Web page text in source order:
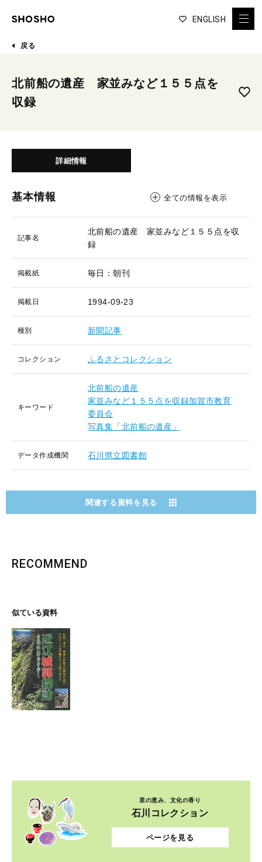
ENGLISH
戻る
北前船の遺産 家並みなど１５５点を
収録
詳細情報
基本情報 全ての情報を表示
記事名
北前船の遺産 家並みなど１５５点を収
録
掲載紙 毎日：朝刊
掲載日 1994-09-23
種別 新聞記事
コレクション ふるさとコレクション
キーワード
北前船の遺産
家並みなど１５５点を収録加賀市教育
委員会
写真集「北前船の遺産」
データ作成機関 石川県立図書館
関連する資料を見る
RECOMMEND
似ている資料
里の恵み、文化の香り
石川コレクション
ページを見る